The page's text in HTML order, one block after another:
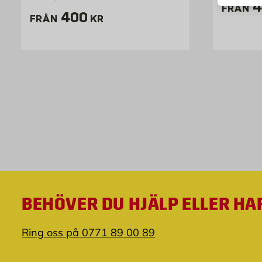
FRÅN Pris 400 kr
400 KR
FRÅN
BEHÖVER DU HJÄLP ELLER
Ring oss på 0771 89 00 89